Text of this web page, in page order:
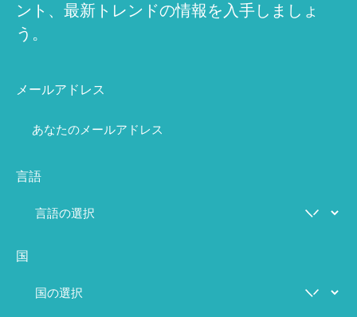
ント、最新トレンドの情報を入手しましょ
う。
メールアドレス
言語
国